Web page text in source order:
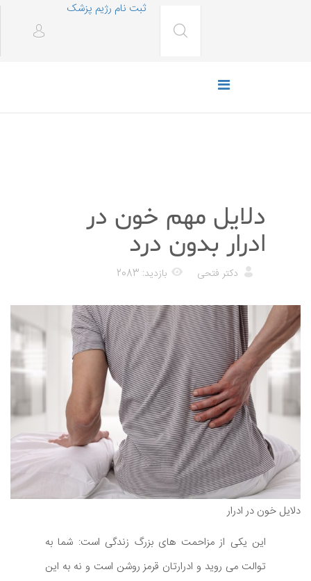
ثبت نام رژیم پزشک
دلایل مهم خون در
ادرار بدون درد
دکتر فتحی بازدید: 2083
دلایل خون در ادرار
این یکی از مزاحمت های بزرگ زندگی است: شما به
توالت می روید و ادرارتان قرمز روشن است و نه به این